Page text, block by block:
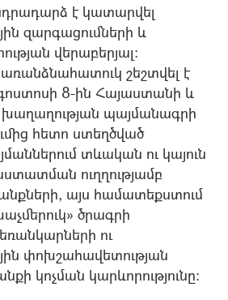
է կատարվել
զարգացումների և
վերաբերյալ:
շեշտվել է
8-ին Հայաստանի և
խաղաղության պայմանագրի
հետո ստեղծված
տևական ու կայուն
ուղղությամբ
այս համատեքստում
ծրագրի
ու
փոխշահավետության
կոչման կարևորությունը: